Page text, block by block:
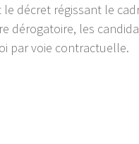
décret régissant le
dérogatoire, les
par voie contractuelle.